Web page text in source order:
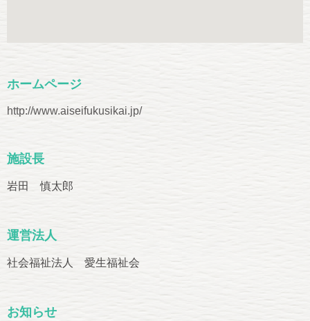
ホームページ
http://www.aiseifukusikai.jp/
施設長
岩田 慎太郎
運営法人
社会福祉法人 愛生福祉会
お知らせ